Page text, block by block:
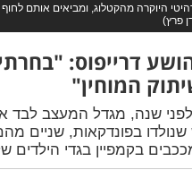
היוקרה מהקטלוג, ומביאים אותם
פרץ)
דרייפוס:
המוחין"
שנה, מגדל המעצב לבד
שנולדו בפונדקאות, שניים
בקמפיין בגדי הילדים